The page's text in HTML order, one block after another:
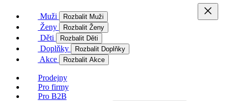
Muži Rozbalit Muži
Ženy Rozbalit Ženy
Děti Rozbalit Děti
Doplňky Rozbalit Doplňky
Akce Rozbalit Akce
Prodejny
Pro firmy
Pro B2B